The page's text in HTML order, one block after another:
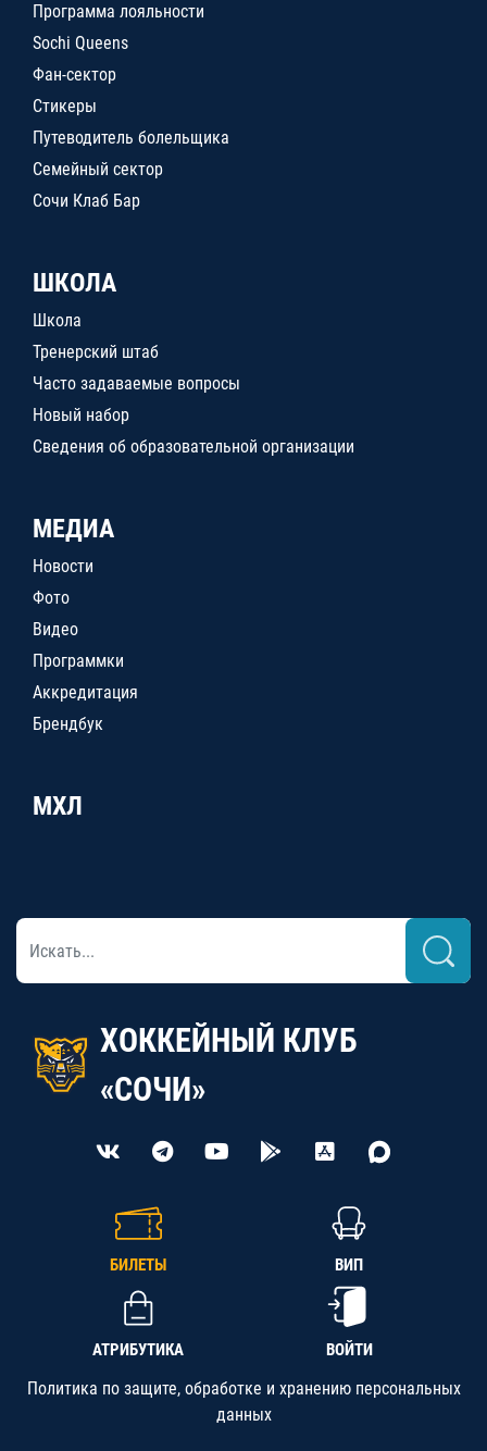
Программа лояльности
Sochi Queens
Фан-сектор
Стикеры
Путеводитель болельщика
Семейный сектор
Сочи Клаб Бар
ШКОЛА
Школа
Тренерский штаб
Часто задаваемые вопросы
Новый набор
Сведения об образовательной организации
МЕДИА
Новости
Фото
Видео
Программки
Аккредитация
Брендбук
МХЛ
ХОККЕЙНЫЙ КЛУБ
«СОЧИ»
БИЛЕТЫ ВИП
АТРИБУТИКА ВОЙТИ
Политика по защите, обработке и хранению персональных
данных